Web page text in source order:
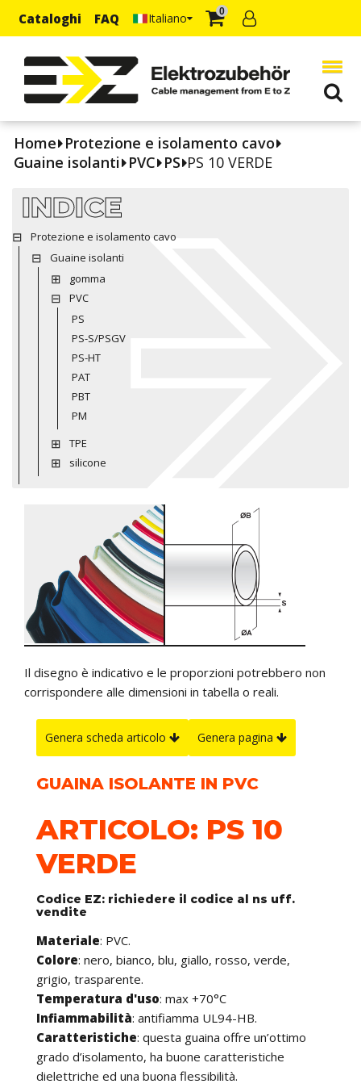
Cataloghi FAQ Italiano 0
Home Protezione e isolamento cavo
Guaine isolanti PVC PS PS 10 VERDE
INDICE
Protezione e isolamento cavo
Guaine isolanti
gomma
PVC
PS
PS-S/PSGV
PS-HT
PAT
PBT
PM
TPE
silicone
Il disegno è indicativo e le proporzioni potrebbero non
corrispondere alle dimensioni in tabella o reali.
Genera scheda articolo Genera pagina
GUAINA ISOLANTE IN PVC
ARTICOLO: PS 10
VERDE
Codice EZ: richiedere il codice al ns uff.
vendite
Materiale: PVC.
Colore: nero, bianco, blu, giallo, rosso, verde,
grigio, trasparente.
Temperatura d'uso: max +70°C
Infiammabilità: antifiamma UL94-HB.
Caratteristiche: questa guaina offre un’ottimo
grado d’isolamento, ha buone caratteristiche
dielettriche ed una buona flessibilità.